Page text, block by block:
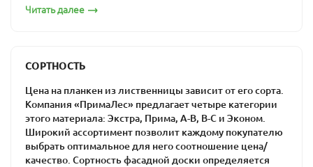
используют в основном для создания заборов и
«ПримаЛес»
В компании «ПримаЛес» вы сможете купить косой
планкен из лиственницы, который будет
соответствовать всем вашим требованиям.
монтаж скошенного планкена значительно более
Читать далее
СОРТНОСТЬ
Цена на планкен из лиственницы зависит от его сорта.
Компания «ПримаЛес» предлагает четыре категории
этого материала: Экстра, Прима, А-В, В-С и Эконом.
Широкий ассортимент позволит каждому покупателю
выбрать оптимальное для него соотношение цена/
качество. Сортность фасадной доски определяется